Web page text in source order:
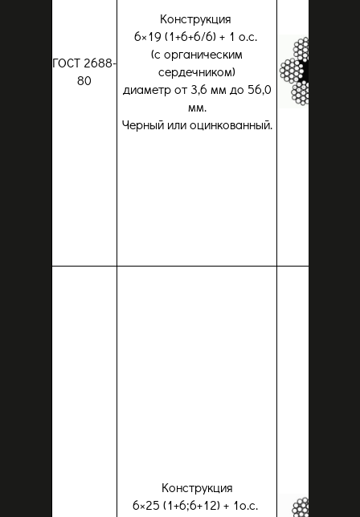
ГОСТ 2688-
80
Конструкция
6×19 (1+6+6/6) + 1 о.с.
(с органическим
сердечником)
диаметр от 3,6 мм до 56,0
мм.
Черный или оцинкованный.
Конструкция
6×25 (1+6;6+12) + 1о.с.